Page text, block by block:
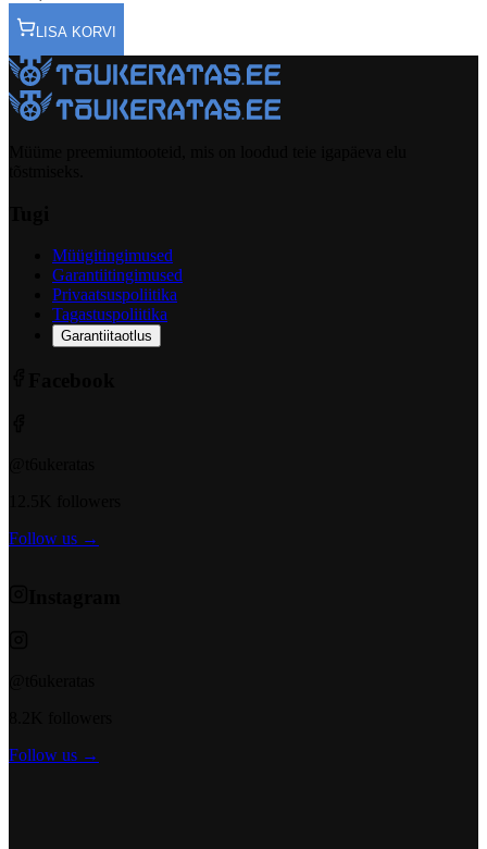
LISA KORVI
Müügitingimused
Garantiitingimused
Privaatsuspoliitika
Tagastuspoliitika
Garantiitaotlus
Follow us →
Follow us →